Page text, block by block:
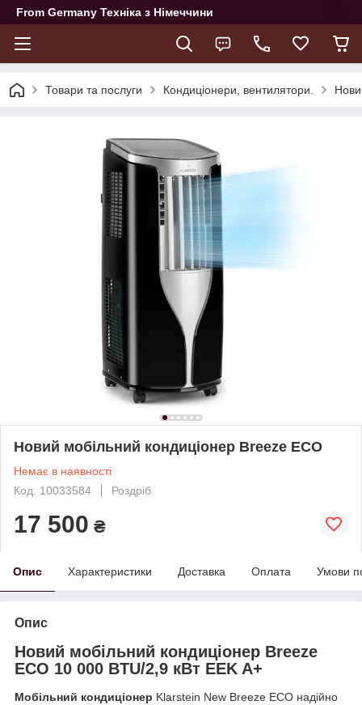
From Germany Техніка з Німеччини
Товари та послуги Кондиціонери, вентилятори.
Новий мобільний кондиціонер Breeze ECO
Немає в наявності
Код: 10033584
Роздріб
17 500 ₴
Опис Характеристики Доставка Оплата Умови
Опис
Новий мобільний кондиціонер Breeze
ECO 10 000 BTU/2,9 кВт EEK A+
Мобільний кондиціонер Klarstein New Breeze ECO надійно